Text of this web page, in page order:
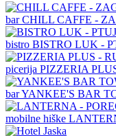
barCHILL CAFFE -
bistro BISTRO LUK -
picerija PIZZERIA
barYANKEE'S BAR
mobilne hiške